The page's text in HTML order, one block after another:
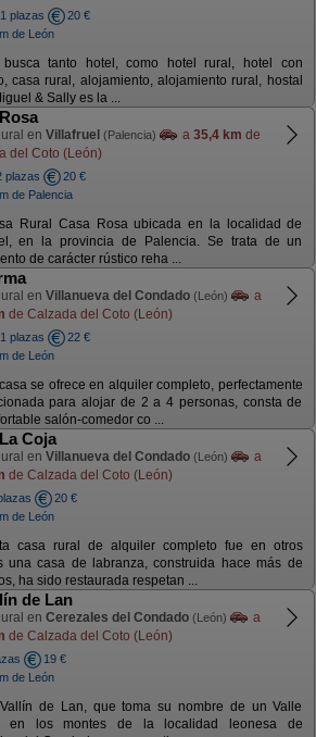
plazas
20 €
de León
tanto hotel, como hotel rural, hotel con
casa rural, alojamiento, alojamiento rural, hostal
& Sally es la ...
en Villafruel (Palencia) a 35,4 km de
del Coto (León)
plazas
20 €
de Palencia
Rural Casa Rosa ubicada en la localidad de
en la provincia de Palencia. Se trata de un
de carácter rústico reha ...
en Villanueva del Condado (León)
a
de Calzada del Coto (León)
plazas
22 €
de León
se ofrece en alquiler completo, perfectamente
para alojar de 2 a 4 personas, consta de
salón-comedor co ...
Coja
en Villanueva del Condado (León)
a
de Calzada del Coto (León)
20 €
de León
casa rural de alquiler completo fue en otros
una casa de labranza, construida hace más de
ha sido restaurada respetan ...
de Lan
en Cerezales del Condado (León)
a
de Calzada del Coto (León)
19 €
de León
de Lan, que toma su nombre de un Valle
en los montes de la localidad leonesa de